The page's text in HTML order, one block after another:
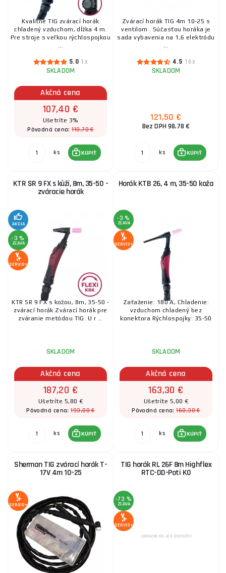
Horák TIG SR 26/8m ku Jasic TIG 315P AC/DC E106
SKLADOM u dodávateľa
KÚPIŤ 136,80 €
Horák TIG WP-26 - 8m/35-70, (SV160-T) s
SKLADOM u dodávateľa 64,70 €
SKLADOM u dodávateľa
Horák KTB 26, 4 m, 35-50 koža
SKLADOM
Horák PARKER SGT 17 4m 35-50 ST
133,20 €
Horák TIG Torch SR-B 26 4m Rebel
u dodávateľa 287,70 €
Kvalitné TIG zvárací horák
chladený vzduchom, dĺžka 4 m.
Pre stroje s veľkou rýchlospojkou
...
5.0 1x
SKLADOM
Akčná cena
107,40 €
Ušetríte 3%
Pôvodná cena:110,70 €
ks KÚPIŤ
Zvárací horák TIG 4m 10-25 s
ventilom . Súčasťou horáka je
sada vybavenia na 1,6 elektródu
...
4.5 16x
SKLADOM
121,50 €
Bez DPH 98,78 €
ks KÚPIŤ
KTR SR 9 FX s kůží, 8m, 35-50 -
zváracie horák
AKCIA
-3 %
ZĽAVA
SERVIS+
KTR SR 9 FX s kožou, 8m, 35-50 -
zvárací horák.Zvárací horák pre
zváranie metódou TIG. U r ...
SKLADOM
Akčná cena
187,20 €
Ušetríte 5,80 €
Pôvodná cena:193,00 €
ks KÚPIŤ
Horák KTB 26, 4 m, 35-50 koža
-3 %
ZĽAVA
SERVIS+
Zaťaženie: 180 A, Chladenie:
vzduchom chladený bez
konektora Rýchlospojky: 35-50
SKLADOM
Akčná cena
163,30 €
Ušetríte 5,00 €
Pôvodná cena:168,30 €
ks KÚPIŤ
Sherman TIG zvárací horák T-
17V 4m 10-25
SERVIS+
TIG horák RL 26F 8m Highflex
RTC-DD-Poti K0
-73 %
ZĽAVA
SERVIS+